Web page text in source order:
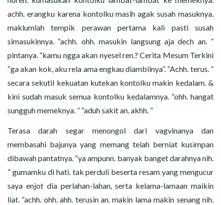
achh. erangku karena kontolku masih agak susah masuknya.
maklumlah tempik perawan pertama kali pasti susah
simasukinnya. “achh. ohh. masukin langsung aja dech an. ”
pintanya. “kamu ngga akan nyesel ren.? Cerita Mesum Terkini
“ga akan kok, aku rela ama engkau diambilnya”. “Achh. terus. ”
secara sekutil kekuatan kutekan kontolku makin kedalam. &
kini sudah masuk semua kontolku kedalamnya. “ohh. hangat
sungguh memeknya. ” “aduh sakit an. akhh. ”
Terasa darah segar menongol dari vagvinanya dan
membasahi bajunya yang memang telah berniat kusimpan
dibawah pantatnya. “ya ampunn. banyak banget darahnya nih.
” gumamku di hati. tak perduli beserta resam yang mengucur
saya enjot dia perlahan-lahan, serta kelama-lamaan maikin
liat. “achh. ohh. ahh. terusin an. makin lama makin senang nih.